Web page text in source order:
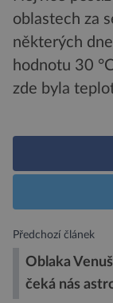
oblastech za
některých
hodnotu 30
zde byla
Předchozí článek
Oblaka
čeká nás